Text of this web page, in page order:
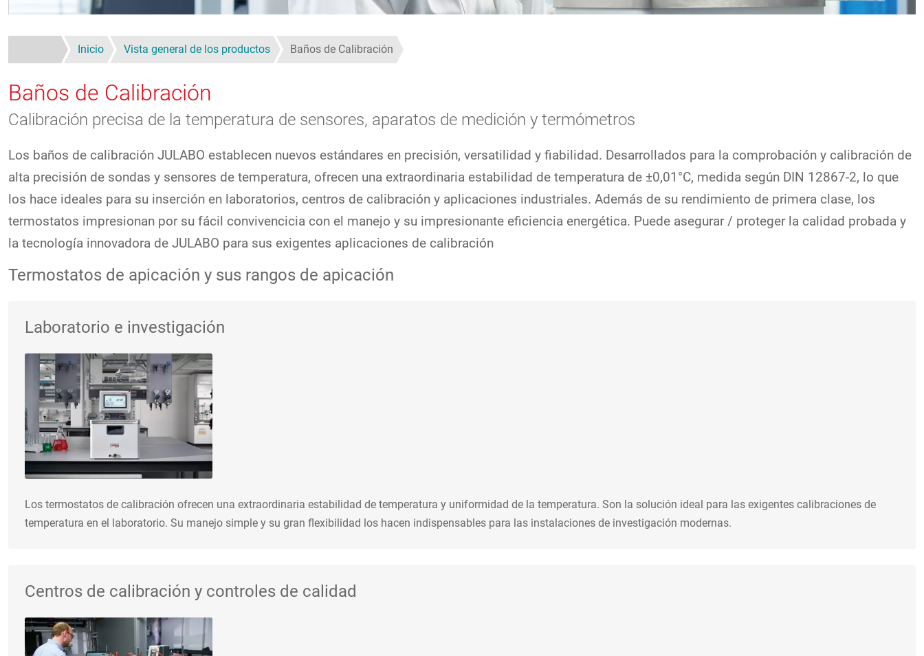
Inicio Vista general de los productos Baños de Calibración
Baños de Calibración
Calibración precisa de la temperatura de sensores, aparatos de medición y termómetros
Los baños de calibración JULABO establecen nuevos estándares en precisión, versatilidad y fiabilidad. Desarrollados para la comprobación y calibración de
alta precisión de sondas y sensores de temperatura, ofrecen una extraordinaria estabilidad de temperatura de ±0,01°C, medida según DIN 12867-2, lo que
los hace ideales para su inserción en laboratorios, centros de calibración y aplicaciones industriales. Además de su rendimiento de primera clase, los
termostatos impresionan por su fácil convivencicia con el manejo y su impresionante eficiencia energética. Puede asegurar / proteger la calidad probada y
la tecnología innovadora de JULABO para sus exigentes aplicaciones de calibración
Termostatos de apicación y sus rangos de apicación
Laboratorio e investigación
Los termostatos de calibración ofrecen una extraordinaria estabilidad de temperatura y uniformidad de la temperatura. Son la solución ideal para las exigentes calibraciones de
temperatura en el laboratorio. Su manejo simple y su gran flexibilidad los hacen indispensables para las instalaciones de investigación modernas.
Centros de calibración y controles de calidad